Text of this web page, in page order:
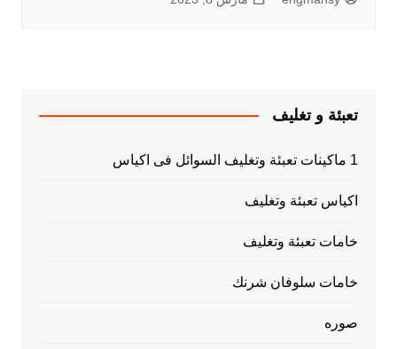
تعبئة و تغليف
1 ماكينات تعبئة وتغليف السوائل فى اكياس
اكياس تعبئة وتغليف
خامات تعبئة وتغليف
خامات سلوفان شرنك
صوره